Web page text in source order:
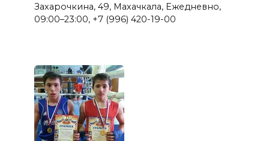
Захарочкина, 49, Махачкала, Ежедневно,
09:00–23:00, +7 (996) 420-19-00